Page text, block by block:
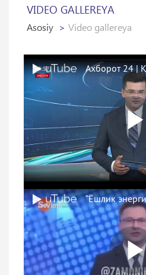
VIDEO GALLEREYA
Asosiy Video gallereya